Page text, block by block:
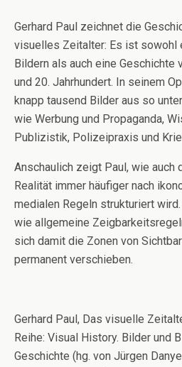
Gerhard Paul zeichnet die
visuelles Zeitalter: Es ist sowohl
Bildern als auch eine Geschichte
und 20. Jahrhundert. In seinem
knapp tausend Bilder aus so
wie Werbung und Propaganda,
Publizistik, Polizeipraxis und
Anschaulich zeigt Paul, wie auch
Realität immer häufiger nach
medialen Regeln strukturiert
wie allgemeine
sich damit die Zonen von
permanent verschieben.
Gerhard Paul, Das visuelle
Reihe: Visual History. Bilder und
Geschichte (hg. von Jürgen